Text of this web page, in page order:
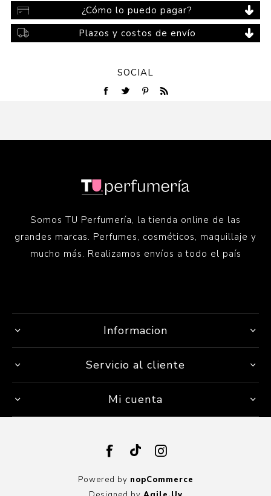
¿Cómo lo puedo pagar?
Plazos y costos de envío
SOCIAL
Somos TU Perfumería, la tienda online de las
grandes marcas. Perfumes, cosméticos, maquillaje y
mucho más. Realizamos envíos a todo el país
Informacion
Servicio al cliente
Mi cuenta
Powered by nopCommerce